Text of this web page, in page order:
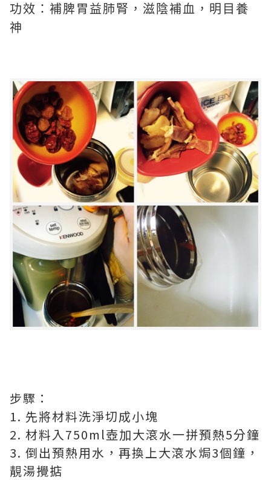
功效：補脾胃益肺腎，滋陰補血，明目養
神
步驟：
1. 先將材料洗淨切成小塊
2. 材料入750ml壺加大滾水一拼預熱5分鐘
3. 倒出預熱用水，再換上大滾水焗3個鐘，
靚湯攪掂